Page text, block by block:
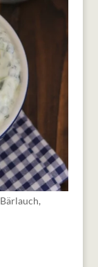
Bärlauch,